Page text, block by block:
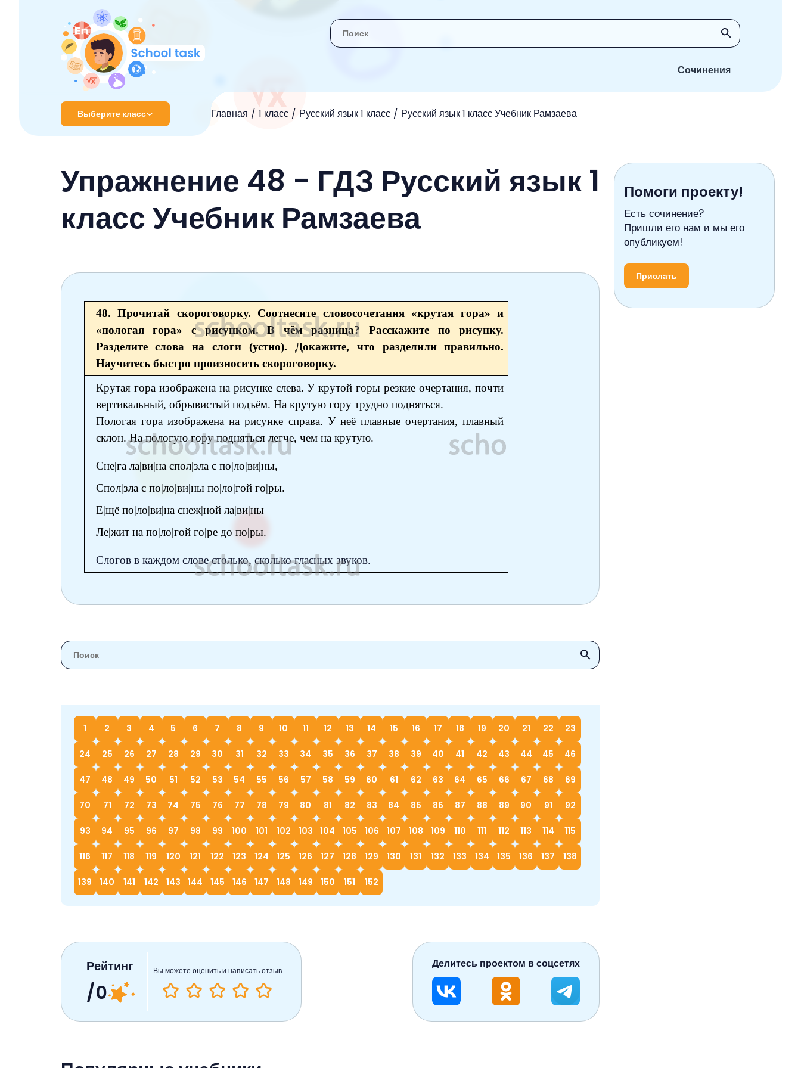
Сочинения
Выберите класс Главная 1 класс Русский язык 1 класс Русский язык 1 класс Учебник Рамзаева
2 класс
3 класс
4 класс
6 класс
7 класс
9 класс
10 класс
Упражнение 48 - ГДЗ Русский язык 1
класс Учебник Рамзаева
48. Прочитай скороговорку. Соотнесите словосочетания «крутая гора» и
«пологая гора» с рисунком. В чём разница? Расскажите по рисунку.
Разделите слова на слоги (устно). Докажите, что разделили правильно.
Научитесь быстро произносить скороговорку.
Крутая гора изображена на рисунке слева. У крутой горы резкие очертания, почти
вертикальный, обрывистый подъём. На крутую гору трудно подняться.
Пологая гора изображена на рисунке справа. У неё плавные очертания, плавный
склон. На пологую гору подняться легче, чем на крутую.
Сне|га ла|ви|на спол|зла с по|ло|ви|ны,
Спол|зла с по|ло|ви|ны по|ло|гой го|ры.
Е|щё по|ло|ви|на снеж|ной ла|ви|ны
Ле|жит на по|ло|гой го|ре до по|ры.
Слогов в каждом слове столько, сколько гласных звуков.
1 2 3 4 5 6 7 8 9 10 11 12 13 14 15 16 17 18 19 20 21 22 23
24 25 26 27 28 29 30 31 32 33 34 35 36 37 38 39 40 41 42 43 44 45 46
47 48 49 50 51 52 53 54 55 56 57 58 59 60 61 62 63 64 65 66 67 68 69
70 71 72 73 74 75 76 77 78 79 80 81 82 83 84 85 86 87 88 89 90 91 92
93 94 95 96 97 98 99 100 101 102 103 104 105 106 107 108 109 110 111 112 113 114 115
116 117 118 119 120 121 122 123 124 125 126 127 128 129 130 131 132 133 134 135 136 137 138
139 140 141 142 143 144 145 146 147 148 149 150 151 152
Рейтинг
/0
Вы можете оценить и написать отзыв Делитесь проектом в соцсетях
Помоги проекту!
Есть сочинение?
Пришли его нам и мы его
опубликуем!
Прислать